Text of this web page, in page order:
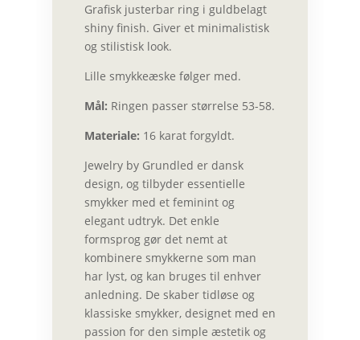
Grafisk justerbar ring i guldbelagt
shiny finish. Giver et minimalistisk
og stilistisk look.
Lille smykkeæske følger med.
Mål: Ringen passer størrelse 53-58.
Materiale: 16 karat forgyldt.
Jewelry by Grundled er dansk
design, og tilbyder essentielle
smykker med et feminint og
elegant udtryk. Det enkle
formsprog gør det nemt at
kombinere smykkerne som man
har lyst, og kan bruges til enhver
anledning. De skaber tidløse og
klassiske smykker, designet med en
passion for den simple æstetik og